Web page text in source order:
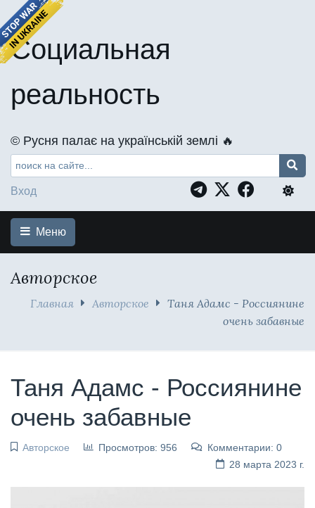
Социальная
реальность
©️ Русня палає на українській землі 🔥
Вход
Меню
Авторское
Главная Авторское
Таня Адамс - Россиянине
очень забавные
Таня Адамс - Россиянине
очень забавные
Авторское Просмотров: 956
Комментарии: 0
28 марта 2023 г.